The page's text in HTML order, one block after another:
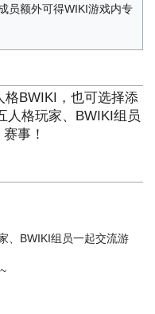
员额外可得WIKI游戏内专
BWIKI，也可选择添
人格玩家、BWIKI组员
事！
、BWIKI组员一起交流游